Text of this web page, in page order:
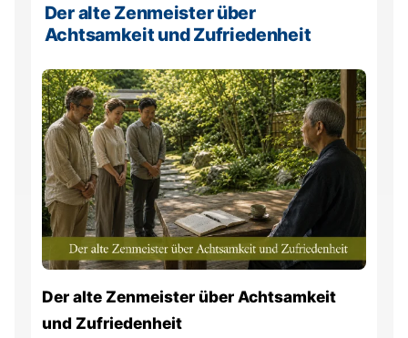
Der alte Zenmeister über
Achtsamkeit und Zufriedenheit
Der alte Zenmeister über Achtsamkeit
und Zufriedenheit